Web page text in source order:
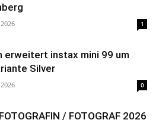
1
erweitert instax mini 99 um
Silver
0
/ FOTOGRAF 2026